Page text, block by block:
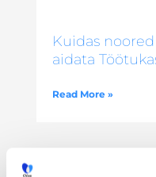
Kuidas
aidata
Read More »